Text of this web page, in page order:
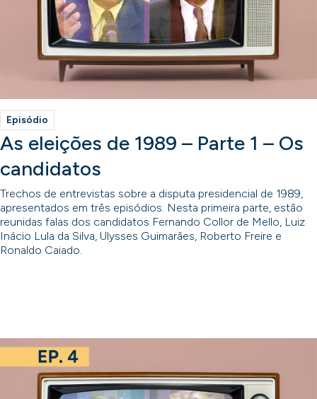
Episódio
As eleições de 1989 – Parte 1 – Os
candidatos
Trechos de entrevistas sobre a disputa presidencial de 1989,
apresentados em três episódios. Nesta primeira parte, estão
reunidas falas dos candidatos Fernando Collor de Mello, Luiz
Inácio Lula da Silva, Ulysses Guimarães, Roberto Freire e
Ronaldo Caiado.